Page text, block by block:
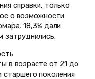
справки, только
о возможности
18,3% дали
затруднились.
в возрасте от 21 до
поколения